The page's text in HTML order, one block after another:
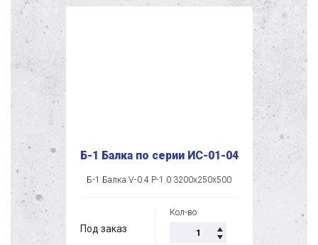
Б-1 Балка по серии ИС-01-04
Б-1 Балка V-0.4 P-1.0 3200x250x500
Под заказ
Кол-во: